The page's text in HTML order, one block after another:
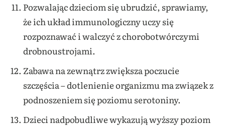
Pozwalając dzieciom się ubrudzić, sprawiamy,
że ich układ immunologiczny uczy się
rozpoznawać i walczyć z chorobotwórczymi
drobnoustrojami.
Zabawa na zewnątrz zwiększa poczucie
szczęścia – dotlenienie organizmu ma związek z
podnoszeniem się poziomu serotoniny.
Dzieci nadpobudliwe wykazują wyższy poziom